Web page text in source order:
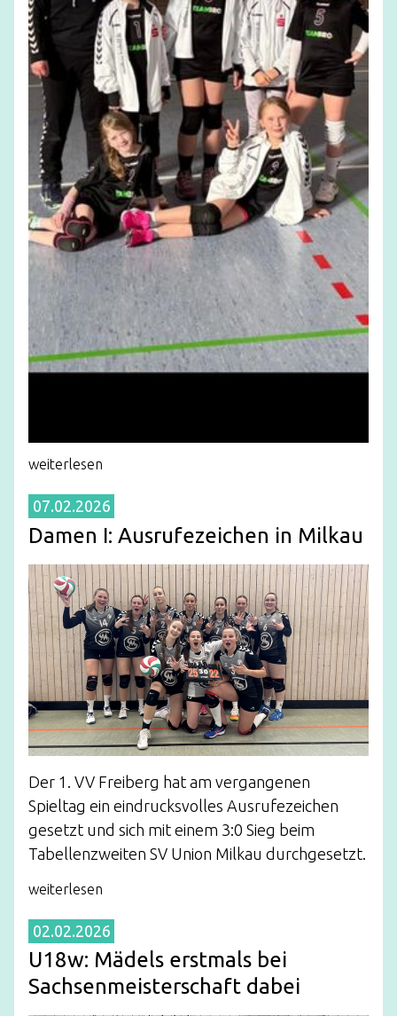
weiterlesen
07.02.2026
Damen I: Ausrufezeichen in Milkau
Der 1. VV Freiberg hat am vergangenen
Spieltag ein eindrucksvolles Ausrufezeichen
gesetzt und sich mit einem 3:0 Sieg beim
Tabellenzweiten SV Union Milkau durchgesetzt.
weiterlesen
02.02.2026
U18w: Mädels erstmals bei
Sachsenmeisterschaft dabei